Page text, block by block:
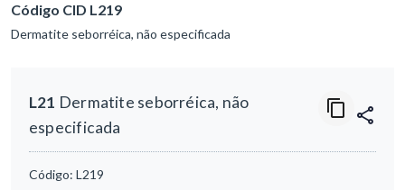
Código CID L219
Dermatite seborréica, não especificada
L21 Dermatite seborréica, não
especificada
Código: L219